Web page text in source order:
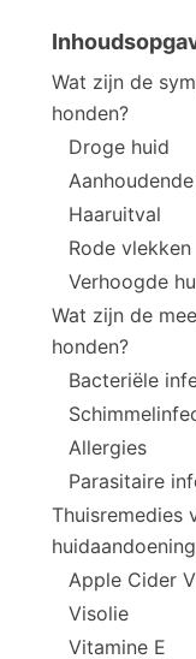
Wat zijn de
honden?
Droge huid
Haaruitval
Rode vlekken
Verhoogde
Wat zijn de
honden?
Bacteriële
Allergies
Parasitaire
Thuisremedies
Apple Cider
Visolie
Vitamine E